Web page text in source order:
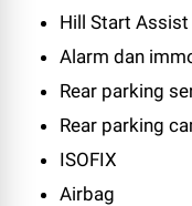
Hill Start Assist
Alarm dan
Rear parking
Rear parking
ISOFIX
Airbag